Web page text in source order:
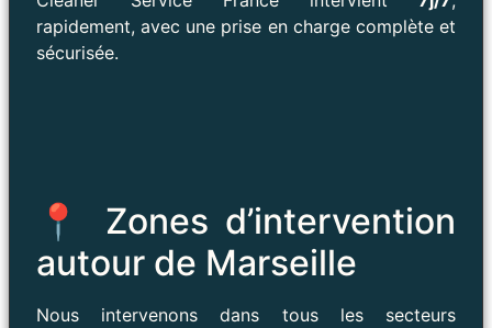
rapidement, avec une prise en charge complète et
sécurisée.
📍 Zones d’intervention
autour de Marseille
Nous intervenons dans tous les secteurs